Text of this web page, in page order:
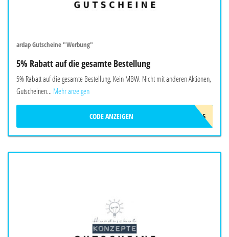
ardap Gutscheine "Werbung"
5% Rabatt auf die gesamte Bestellung
5% Rabatt auf die gesamte Bestellung. Kein MBW. Nicht mit anderen Aktionen,
Gutscheinen... Mehr anzeigen
ARDAP5
CODE ANZEIGEN